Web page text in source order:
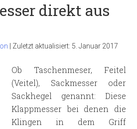
direkt aus
Zuletzt aktualisiert: 5. Januar 2017
Ob Taschenmeser, Feitel
(Veitel), Sackmesser oder
Sackhegel genannt: Diese
Klappmesser bei denen die
Klingen in dem Griff